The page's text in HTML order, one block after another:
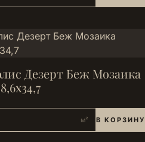
Дезерт Беж Мозаика
м² В КОРЗИНУ